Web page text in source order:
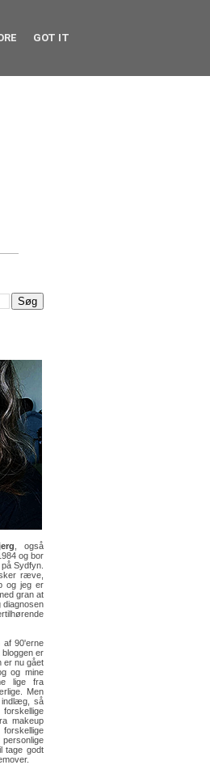
, også
og bor
Sydfyn.
ræve,
og jeg er
gran at
diagnosen
af 90'erne
bloggen er
er nu gået
og mine
lige fra
Men
så
makeup
tage godt
GOT IT